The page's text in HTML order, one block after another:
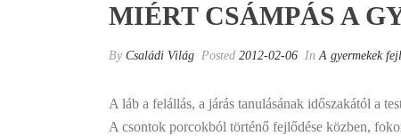
MIÉRT CSÁMPÁS A
By Családi Világ Posted 2012-02-06 InA gyermekek
A láb a felállás, a járás tanulásának időszakától a
A csontok porcokból történő fejlődése közben,